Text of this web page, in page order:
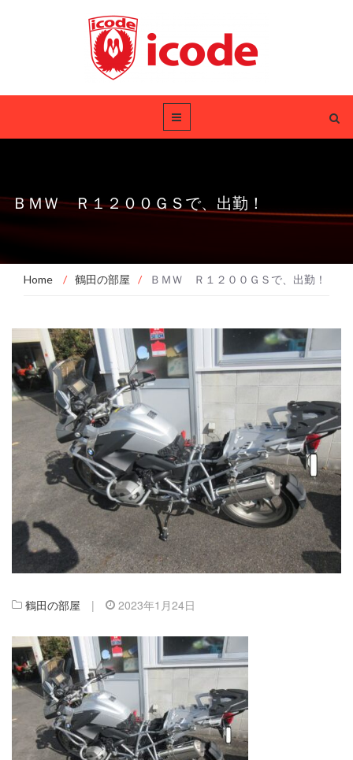
ＢＭＷ Ｒ１２００ＧＳで、出勤！
Home / 鶴田の部屋 / ＢＭＷ Ｒ１２００ＧＳで、出勤！
鶴田の部屋 | 2023年1月24日